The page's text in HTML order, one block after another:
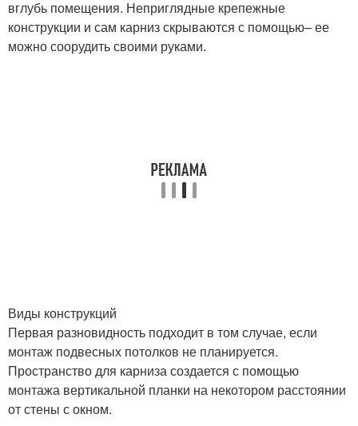
вглубь помещения. Неприглядные крепежные
конструкции и сам карниз скрываются с помощью– ее
можно соорудить своими руками.
Виды конструкций
Первая разновидность подходит в том случае, если
монтаж подвесных потолков не планируется.
Пространство для карниза создается с помощью
монтажа вертикальной планки на некотором расстоянии
от стены с окном.